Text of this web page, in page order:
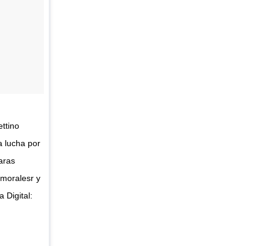
lucha por
y
Digital: